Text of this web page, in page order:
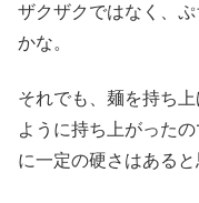
ザクザクではなく、
かな。
それでも、麺を持ち
ように持ち上がった
に一定の硬さはあると